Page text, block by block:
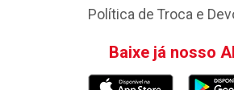
Política de Troca e
Baixe já nosso